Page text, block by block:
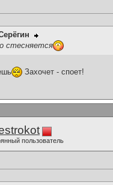
стесняется
Захочет - споет!
пользователь